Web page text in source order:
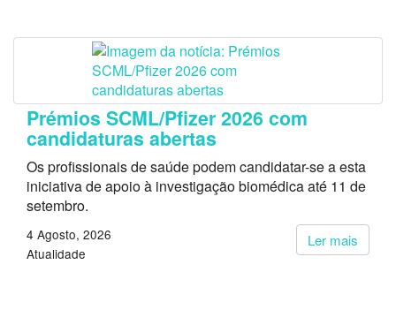
Prémios SCML/Pfizer 2026 com
candidaturas abertas
Os profissionais de saúde podem candidatar-se a esta
iniciativa de apoio à investigação biomédica até 11 de
setembro.
Ler mais
4 Agosto, 2026
Atualidade